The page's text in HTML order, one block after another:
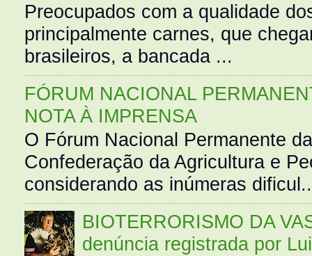
Preocupados com a qualidade
principalmente carnes, que
brasileiros, a bancada ...
FÓRUM NACIONAL
NOTA À IMPRENSA
O Fórum Nacional Permanente
Confederação da Agricultura e
considerando as inúmeras
BIOTERRORISMO DA
denúncia registrada por